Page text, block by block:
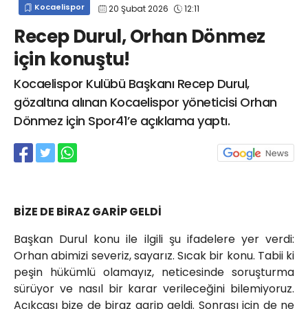
Kocaelispor 20 Şubat 2026 12:11
Recep Durul, Orhan Dönmez
için konuştu!
Kocaelispor Kulübü Başkanı Recep Durul,
gözaltına alınan Kocaelispor yöneticisi Orhan
Dönmez için Spor41’e açıklama yaptı.
BİZE DE BİRAZ GARİP GELDİ
Başkan Durul konu ile ilgili şu ifadelere yer verdi:
Orhan abimizi severiz, sayarız. Sıcak bir konu. Tabii ki
peşin hükümlü olamayız, neticesinde soruşturma
sürüyor ve nasıl bir karar verileceğini bilemiyoruz.
Açıkçası bize de biraz garip geldi. Sonrası için de ne
info@spor41.com